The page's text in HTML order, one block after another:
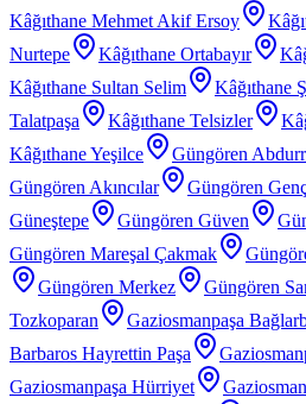
Kâğıthane Mehmet Akif Ersoy
Nurtepe
Kâğıthane Ortabayır
Kâğıthane Sultan Selim
Kâğıthane
Talatpaşa
Kâğıthane Telsizler
Kâğıthane Yeşilce
Güngören
Güngören Akıncılar
Güngören
Güneştepe
Güngören Güven
Güngören Mareşal Çakmak
Güngören Merkez
Güngören
Tozkoparan
Gaziosmanpaşa
Barbaros Hayrettin Paşa
Gaziosmanpaşa Hürriyet